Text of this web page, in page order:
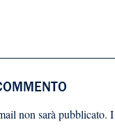
non sarà pubblicato. I